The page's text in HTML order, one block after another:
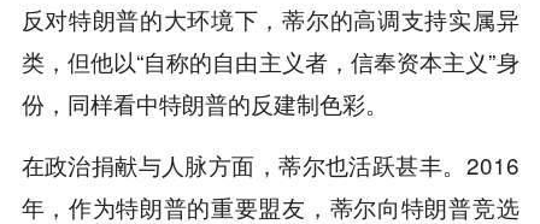
反对特朗普的大环境下，蒂尔的高调支持实属异
类，但他以“自称的自由主义者，信奉资本主义”身
份，同样看中特朗普的反建制色彩。
在政治捐献与人脉方面，蒂尔也活跃甚丰。2016
年，作为特朗普的重要盟友，蒂尔向特朗普竞选